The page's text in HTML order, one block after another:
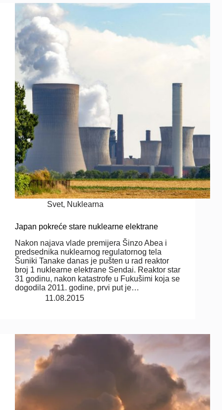
Svet, Nuklearna
Japan pokreće stare nuklearne elektrane
Nakon najava vlade premijera Šinzo Abea i
predsednika nuklearnog regulatornog tela
Šuniki Tanake danas je pušten u rad reaktor
broj 1 nuklearne elektrane Sendai. Reaktor star
31 godinu, nakon katastrofe u Fukušimi koja se
dogodila 2011. godine, prvi put je…
11.08.2015